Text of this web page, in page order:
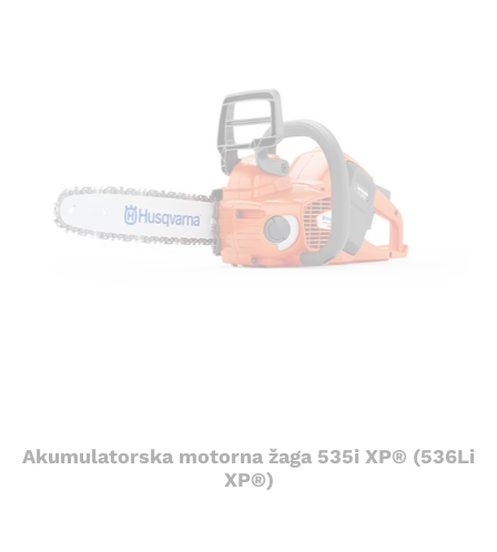
Akumulatorska motorna žaga 535i XP® (536Li
XP®)